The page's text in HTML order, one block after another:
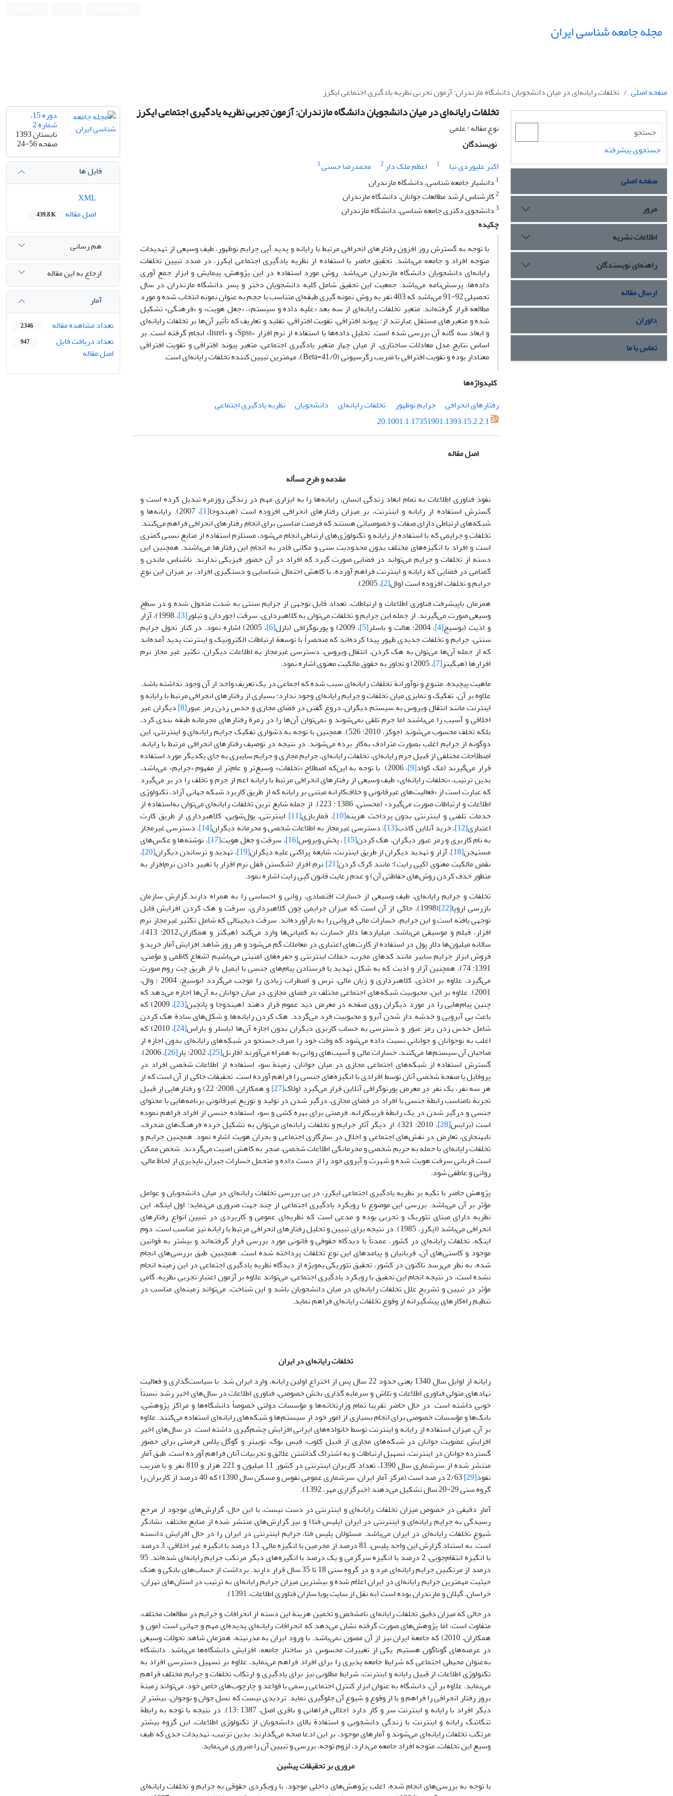
مجله جامعه شناسی ایران
صفحه اصلی تخلفات رایانه‌ای در میان دانشجویان دانشگاه مازندران: آزمون تجربی نظریه یادگیری اجتماعی ایکرز
تخلفات رایانه‌ای در میان دانشجویان دانشگاه مازندران: آزمون تجربی نظریه یادگیری اجتماعی ایکرز
نوع مقاله : علمی
نویسندگان
اکبر علیوردی نیا
1 اعظم ملک دار2 محمدرضا حسنی3
1 دانشیار جامعه شناسی، دانشگاه مازندران
2کارشناس ارشد مطالعات جوانان، دانشگاه مازندران
3دانشجوی دکتری جامعه شناسی، دانشگاه مازندران
چکیده
با توجه به گسترش روز افزون رفتارهای انحرافی مرتبط با رایانه و پدید آیی جرایم نوظهور، طیف وسیعی از تهدیدات
متوجه افراد و جامعه می‌باشد. تحقیق حاضر با استفاده از نظریه یادگیری اجتماعی ایکرز، در صدد تبیین تخلفات
رایانه‌ای دانشجویان دانشگاه مازندران می‌باشد. روش مورد استفاده در این پژوهش، پیمایش و ابزار جمع آوری
داده‌ها، پرسش‌نامه می‌باشد. جمعیت این تحقیق شامل کلیه دانشجویان دختر و پسر دانشگاه مازندران در سال
تحصیلی 92-91 می‌باشد که 403 نفر به روش نمونه گیری طبقه‌ای متناسب با حجم به عنوان نمونه‌ انتخاب شده و مورد
مطالعه قرار گرفته‌اند. متغیر تخلفات رایانه‌ای از سه بعد «علیه داده و سیستم»، «جعل هویت» و «فرهنگی» تشکیل
شده و متغیرهای مستقل عبارتند از: پیوند افتراقی، تقویت افتراقی، تقلید و تعاریف که تأثیر آن‌ها بر تخلفات رایانه‌ای
و ابعاد سه گانه آن بررسی شده است. تحلیل داده‌ها با استفاده از نرم افزار «Spss» و «lisrel» انجام گرفته است. بر
اساس نتایج مدل معادلات ساختاری، از میان چهار متغیر یادگیری اجتماعی، متغیر پیوند افتراقی و تقویت افتراقی
معنادار بوده و تقویت افتراقی با ضریب رگرسیونی (41/0=Beta)، مهمترین تبیین کننده تخلفات رایانه‌ای است.
کلیدواژه‌ها
رفتارهای انحرافی
جرایم نوظهور تخلفات رایانه‌ای دانشجویان
نظریه یادگیری اجتماعی
20.1001.1.17351901.1393.15.2.2.1
اصل مقاله
مقدمه و طرح مسأله
نفوذ فناوری اطلاعات به تمام ابعاد زندگی انسان، رایانه‌ها را به ابزاری مهم در زندگی روزمره تبدیل کرده است و
گسترش استفاده از رایانه و اینترنت، بر میزان رفتارهای انحرافی افزوده است (هیندوجا[1]
، 2007). رایانه‌ها و
شبکه‌های ارتباطی دارای صفات و خصوصیاتی هستند که فرصت مناسبی برای انجام رفتارهای انحرافی فراهم می‌کنند.
تخلفات و جرایمی که با استفاده از رایانه و تکنولوژی‌های ارتباطی انجام می‌شود، مستلزم استفاده از منابع نسبی کمتری
است و افراد با انگیزه‌های مختلف بدون محدودیت سنی و مکانی قادر به انجام این رفتارها می‌باشند. همچنین این
دسته از تخلفات و جرایم می‌تواند در فضایی صورت گیرد که افراد در آن حضور فیزیکی ندارند. ناشناس ماندن و
گمنامی در فضایی که رایانه و اینترنت فراهم آورده، با کاهش احتمال شناسایی و دستگیری افراد، بر میزان این نوع
جرایم و تخلفات افزوده است (وال[2] ، 2005).
همزمان باپیشرفت فناوری اطلاعات و ارتباطات، تعداد قابل توجهی از جرایم سنتی به شدت متحول شده و در سطح
وسیعی صورت می‌گیرند. از جمله این جرایم و تخلفات می‌توان به کلاهبرداری، سرقت (جوردان و تیلور[3]
، 1998)، آزار
و اذیت (بوسیج[4] ، 2004؛ هالت و باسلر [5] ، 2009) و پورنوگرافی (بازل [6]
، 2005) اشاره نمود. در کنار تحول جرایم
سنتی، جرایم و تخلفات جدیدی ظهور پیدا کرده‌اند که منحصراً با توسعة ارتباطات الکترونیک و اینترنت پدید آمده‌اند
که از جمله آن‌ها می‌توان به هک کردن، انتقال ویروس، دسترسی غیرمجاز به اطلاعات دیگران، تکثیر غیر مجاز نرم
افزارها (هیگینز[7] ، 2005) و تجاوز به حقوق مالکیت معنوی اشاره نمود.
ماهیت پیچیده، متنوع و نوآورانة تخلفات رایانه‌ای سبب شده که اجماعی در یک تعریف واحد از آن وجود نداشته باشد.
علاوه بر آن، تفکیک و تمایزی میان تخلفات و جرایم رایانه‌ای وجود ندارد؛ بسیاری از رفتارهای انحرافی مرتبط با رایانه و
اینترنت مانند انتقال ویروس به سیستم دیگران، دروغ گفتن در فضای مجازی و حدس زدن رمز عبور[8] دیگران غیر
اخلاقی و آسیب زا می‌باشند اما جرم تلقی نمی‌شوند و نمی‌توان آن‌ها را در زمرة رفتارهای مجرمانه طبقه بندی کرد،
بلکه تخلف محسوب می‌شوند (جوکز، 2010: 526). همچنین با توجه به دشواری تفکیک جرایم رایانه‌ای و اینترنتی، این
دوگونه از جرایم اغلب بصورت مترادف به‌کار برده می‌شوند. در نتیجه در توصیف رفتارهای انحرافی مرتبط با رایانه،
اصطلاحات مختلفی از قبیل جرم رایانه‌ای، تخلفات رایانه‌ای، جرایم مجازی و جرایم سایبری به جای یکدیگر مورد استفاده
قرار می‌گیرند (مک کواد[9]
، 2006). با توجه به این‌که اصطلاح «تخلفات» وسیع‌تر و عام‌تر از مفهوم «جرایم» می‌باشد،
بدین ترتیب، «تخلفات رایانه‌ای» طیف وسیعی از رفتارهای انحرافی مرتبط با رایانه اعم از جرم و تخلف را در بر می‌گیرد
که عبارت است از «فعالیت‌های غیرقانونی و خلاف‌کارانه مبتنی بر رایانه­ که از طریق کاربرد شبکه جهانی آزاد، ­تکنولوژی
اطلاعات و ارتباطات صورت می‌گیرد» (محسنی، 1386 : 223). از جمله شایع ترین تخلفات رایانه‌ای می‌توان به‌استفاده از
خدمات تلفنی و اینترنتی بدون پرداخت هزینه[10] ، قماربازی[11]
اینترنتی، پول‌شویی، کلاهبرداری از طریق کارت
اعتباری[12] ، خرید آنلاین کاذب[13] ، دسترسی غیرمجاز به اطلاعات شخصی و محرمانه دیگران[14]
، دسترسی غیرمجاز
به نام کاربری و رمز عبور دیگران، هک کردن[15] ، پخش ویروس[16] ، سرقت و جعل هویت[17]
، نوشته‌ها و عکس‌های
مستهجن[18] ، آزار و تهدید دیگران از طریق اینترنت، شایعه پراکنی علیه دیگران[19] ، تهدید و ترساندن دیگران[20]
،
نقض مالکیت معنوی (کپی رایت): مانند کرک کردن[21]
نرم افزار (شکستن قفل نرم افزار یا تغییر دادن نرم‌افزار به
منظور حذف کردن روش‌های حفاظتی آن) و عدم رعایت قانون کپی رایت اشاره نمود.
تخلفات و جرایم رایانه‌ای، طیف وسیعی از خسارات اقتصادی، روانی و احساسی را به همراه دارند.گزارش سازمان
بازرسی اروپا[22]
(1998)، حاکی از آن است که میزان جرایمی چون کلاهبرداری، سرقت و هک کردن افزایش قابل
توجهی یافته است و این جرایم، خسارات مالی فروانی را به بارآورده‌اند. سرقت دیجیتالی که شامل تکثیر غیرمجاز نرم
افزار، فیلم و موسیقی می‌باشد، میلیاردها دلار خسارت به کمپانی‌ها وارد می‌کند (هیگنز و همکاران،2012: 413)،
سالانه میلیون‌ها دلار پول در استفاده از کارت‌های اعتباری در معاملات گم می‌شود و هر روز شاهد افزایش آمار خرید و
فروش ابزار جرایم سایبر مانند کدهای مخرب، حملات اینترنتی و حفره‌های امنیتی می‌باشیم (شعاع کاظمی و مؤمنی،
1391: 74)، همچنین آزار و اذیت که به شکل تهدید یا فرستادن پیام‌های جنسی با ایمیل یا از طریق چت روم صورت
می‌گیرد، علاوه بر اخاذی، کلاهبرداری و زیان مالی، ترس و اضطراب زیادی را موجب می‌گردد (بوسیج، 2004 ؛ وال،
2001). علاوه بر این، محبوبیت شبکه‌های اجتماعی مختلف در فضای مجازی در میان جوانان به آن‌ها اجازه می‌دهد که
چنین پیام‌هایی را در مورد دیگران روی صفحه در معرض دید عموم قرار دهند (هیندوجا و پاتچین[23]
، 2009) که
باعث بی آبرویی و خدشه دار شدن آبرو و محبوبیت فرد می‌گردد. هک کردن رایانه‌ها و شکل‌های سادة هک کردن
شامل حدس زدن رمز عبور و دسترسی به حساب کاربری دیگران بدون اجازه آن‌ها (باسلر و باراس[24]
، 2010) که
اغلب به نوجوانان و جوانانی نسبت داده می‌شود که وقت خود را صرف جستجو در شبکه‌های رایانه‌ای بدون اجازه از
صاحبان آن سیستم‌ها می‌کنند، خسارات مالی و آسیب‌های روانی به همراه می‌آورند (فارنل[25] ، 2002؛ یار [26]
، 2006).
گسترش استفاده از شبکه‌های اجتماعی مجازی در میان جوانان، زمینة سوء استفاده از اطلاعات شخصی افراد در
پروفایل یا صفحة شخصی آنان توسط افرادی با انگیزه‌های جنسی را فراهم آورده است. تحقیقات حاکی از آن است که از
هر سه نفر، یک نفر در معرض پورنوگرافی آنلاین قرار می‌گیرد (ولاک[27]
و همکاران، 2008: 22) و رفتارهایی از قبیل
تجربة نامناسب رابطة جنسی با افراد در فضای مجازی، درگیر شدن در تولید و توزیع غیرقانونی برنامه‌هایی با محتوای
جنسی و درگیر شدن در یک رابطة فریبکارانه، فرصتی برای بهره کشی و سوء استفاده جنسی از افراد فراهم نموده
است (برایس[28]
، 2010: 321). از دیگر آثار جرایم و تخلفات رایانه‌ای می‌توان به تشکیل خرده فرهنگ‌های منحرف،
نابهنجاری، تعارض در نقش‌های اجتماعی و اخلال در سازگاری اجتماعی و بحران هویت اشاره نمود. همچنین جرایم و
تخلفات رایانه‌ای با حمله به حریم شخصی و محرمانگی اطلاعات شخصی، منجر به کاهش امنیت می‌گردند. شخص ممکن
است قربانی سرقت هویت شده و شهرت و آبروی خود را از دست داده و متحمل خسارات جبران ناپذیری از لحاظ مالی،
روانی و عاطفی شود.
پژوهش حاضر با تکیه بر نظریه یادگیری اجتماعی ایکرز، در پی بررسی تخلفات رایانه‌ای در میان دانشجویان و عوامل
مؤثر بر آن می‌باشد. بررسی این موضوع با رویکرد یادگیری اجتماعی از چند جهت ضروری می‌نماید: اول اینکه، این
نظریه دارای مبنای تئوریک و تجربی بوده و مدعی است که نظریه‌ای عمومی و کاربردی در تبیین انواع رفتارهای
انحرافی می‌باشد (ایکرز، 1985). در نتیجه برای تبیین و تحلیل رفتارهای انحرافی مرتبط با رایانه نیز مناسب است. دوم
اینکه، تخلفات رایانه‌ای در کشور، عمدتاً با دیدگاه حقوقی و قانونی مورد بررسی قرار گرفته‌اند و بیشتر به قوانین
موجود و کاستی‌های آن، قربانیان و پیامدهای این نوع تخلفات پرداخته شده است. همچنین، طبق بررسی‌های انجام
شده، به نظر می‌رسد تاکنون در کشور، تحقیق تئوریکی به‌ویژه از دیدگاه نظریه یادگیری اجتماعی در این زمینه انجام
نشده است، در نتیجه انجام این تحقیق با رویکرد یادگیری اجتماعی، می‌تواند علاوه بر آزمون اعتبار تجربی نظریه، گامی
مؤثر در تبیین و تشریح علل تخلفات رایانه‌ای در میان دانشجویان باشد و این شناخت، می‌تواند زمینه‌ای مناسب در
تنظیم راه‌کارهای پیشگیرانه از وقوع تخلفات رایانه‌ای فراهم نماید.
تخلفات رایانه‌ای در ایران
رایانه از اوایل سال 1340 یعنی حدود 22 سال پس از اختراع اولین رایانه، وارد ایران شد. با سیاست‌گذاری و فعالیت
نهادهای متولی فناوری اطلاعات و تلاش و سرمایه گذاری بخش خصوصی، فناوری اطلاعات در سال‌های اخیر رشد نسبتاً
خوبی داشته است. در حال حاضر تقریبا تمام وزارتخانه‌ها و مؤسسات دولتی خصوصاً دانشگاه‌ها و مراکز پژوهشی،
بانک‌ها و مؤسسات خصوصی برای انجام بسیاری از امور خود از سیستم‌ها و شبکه‌های رایانه‌ای استفاده می‌کنند. علاوه
بر آن، میزان استفاده از رایانه و اینترنت توسط خانواده‌های ایرانی افزایش چشم‌گیری داشته است. در سال‌های اخیر
افزایش عضویت جوانان در شبکه‌های مجازی از قبیل کلوب، فیس بوک، توییتر و گوگل پلاس فرصتی برای حضور
گسترده جوانان در اینترنت، تسهیل ارتباطات و به اشتراک گذاشتن علائق و تجربیات آنان فراهم آورده است. طبق آمار
منتشر شده از سرشماری سال 1390، تعداد کاربران اینترنتی در کشور 11 میلیون و 221 هزار و 810 نفر و با ضریب
نفوذ[29]
2/63 در صد است (مرکز آمار ایران، سرشماری عمومی نفوس و مسکن سال 1390) که 40 درصد از کاربران را
گروه سنی 29-20 سال تشکیل می‌دهند (خبرگزاری مهر، 1392).
آمار دقیقی در خصوص میزان تخلفات رایانه‌ای و اینترنتی در دست نیست، با این حال، گزارش‌های موجود از مرجع
رسیدگی به جرایم رایانه‌ای و اینترنتی در ایران (پلیس فتا) و نیز گزارش‌های منتشر شده‌ از منابع مختلف، نشانگر
شیوع تخلفات رایانه‌ای در ایران می‌باشد. مسئولان پلیس فتا، جرایم اینترنتی در ایران را در حال افزایش دانسته
است. به استناد گزارش این واحد پلیس، 81 درصد از مجرمین با انگیزه مالی، 13 درصد با انگیزه غیر اخلاقی، 3 درصد
با انگیزه انتقام‌جویی، 2 درصد با انگیزه سرگرمی و یک درصد با انگیزه‌های دیگر مرتکب جرایم رایانه‌ای شده‌اند. 95
درصد از مرتکبین جرایم رایانه‌ای مرد و در گروه سنی 18 تا 35 سال قرار دارند. برداشت از حساب‌های بانکی و هتک
حیثیت مهمترین جرایم رایانه‌ای در ایران اعلام شده و بیشترین میزان جرایم رایانه‌ای به ترتیب در استان‌های تهران،
خراسان، گیلان و مازندران بوده است (به نقل از سایت پویا سازان فتاوری اطلاعات، 1391).
در حالی که میزان دقیق تخلفات رایانه‌ای نامشخص و تخمین هزینة این دسته از انحرافات و جرایم در مطالعات مختلف،
متفاوت است، اما پژوهش‌های صورت گرفته نشان می‌دهد که انحرافات رایانه‌ای پدیده‌ای مهم و جهانی است (مون و
همکاران، 2010) که جامعة ایران نیز از آن مصون نمی‌باشد. با ورود ایران به مدرنیته، همزمان شاهد تحولات وسیعی
در عرصه‌های گوناگون هستیم. یکی از تغییرات محسوس در ساختار جامعه، افزایش دانشگاه‌ها می‌باشد. دانشگاه
به‌عنوان محیطی اجتماعی که شرایط جامعه پذیری را برای افراد فراهم می‌نماید، علاوه بر تسهیل دسترسی افراد به
تکنولوژی اطلاعات از قبیل رایانه و اینترنت، شرایط مطلوبی نیز برای یادگیری و ارتکاب تخلفات و جرایم مختلف فراهم
می‌نماید. علاوه بر آن، دانشگاه به عنوان ابزار کنترل اجتماعی رسمی با قواعد و چارچوب‌های خاص خود، می‌تواند زمینة
بروز رفتار انحرافی را فراهم و یا از وقوع و شیوع آن جلوگیری نماید. تردیدی نیست که نسل جوان و نوجوان، بیشتر از
دیگر افراد با رایانه و اینترنت سر و کار دارد (جلالی فراهانی و باقری اصل، 1387 :13). در نتیجه با توجه به رابطة
تنگاتنگ رایانه و اینترنت با زندگی دانشجویی و استفادة بالای دانشجویان از تکنولوژی اطلاعات، این گروه بیشتر
مرتکب تخلفات رایانه‌ای می‌شوند و آمارهای موجود، بر این ادعا صحه می‌گذارند. بدین ترتیب، تهدیدات جدی که طیف
وسیع این تخلفات، متوجه افراد جامعه می‌دارد، لزوم توجه، بررسی و تبیین آن را ضروری می‌نماید.
مروری بر تحقیقات پیشین
با توجه به بررسی‌های انجام شده، اغلب پژوهش‌های داخلی موجود، با رویکردی حقوقی به جرایم و تخلفات رایانه‌ای
دوره 15،
شماره 2
تابستان 1393
صفحه24-56
فایل ها
اصل مقاله
439.8 K
هم رسانی
ارجاع به این مقاله
آمار
تعداد مشاهده مقاله
2,346
تعداد دریافت فایل
اصل مقاله
947
جستجوی پیشرفته
صفحه اصلی
مرور
اطلاعات نشریه
راهنمای نویسندگان
ارسال مقاله
داوران
تماس با ما